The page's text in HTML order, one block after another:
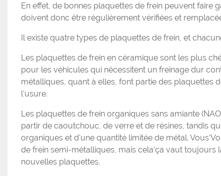
En effet, de bonnes plaquettes de frein peuvent faire
doivent donc être régulièrement vérifiées et
Il existe quatre types de plaquettes de frein, et
Les plaquettes de frein en céramique sont les plus
pour les véhicules qui nécessitent un freinage dur
métalliques, quant à elles, font partie des plaquettes
l'usure.
Les plaquettes de frein organiques sans amiante
partir de caoutchouc, de verre et de résines, tandis
organiques et d'une quantité limitée de métal.
de frein semi-métalliques, mais cela’ça vaut toujours
nouvelles plaquettes.